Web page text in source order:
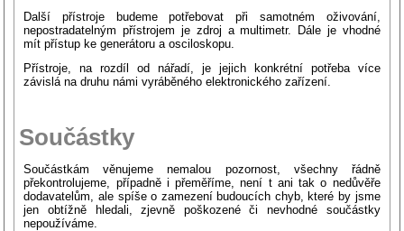
Další přístroje budeme potřebovat při samotném oživování,
nepostradatelným přístrojem je zdroj a multimetr. Dále je vhodné
mít přístup ke generátoru a osciloskopu.
Přístroje, na rozdíl od nářadí, je jejich konkrétní potřeba více
závislá na druhu námi vyráběného elektronického zařízení.
Součástky
Součástkám věnujeme nemalou pozornost, všechny řádně
překontrolujeme, případně i přeměříme, není t ani tak o nedůvěře
dodavatelům, ale spíše o zamezení budoucích chyb, které by jsme
jen obtížně hledali, zjevně poškozené či nevhodné součástky
nepoužíváme.